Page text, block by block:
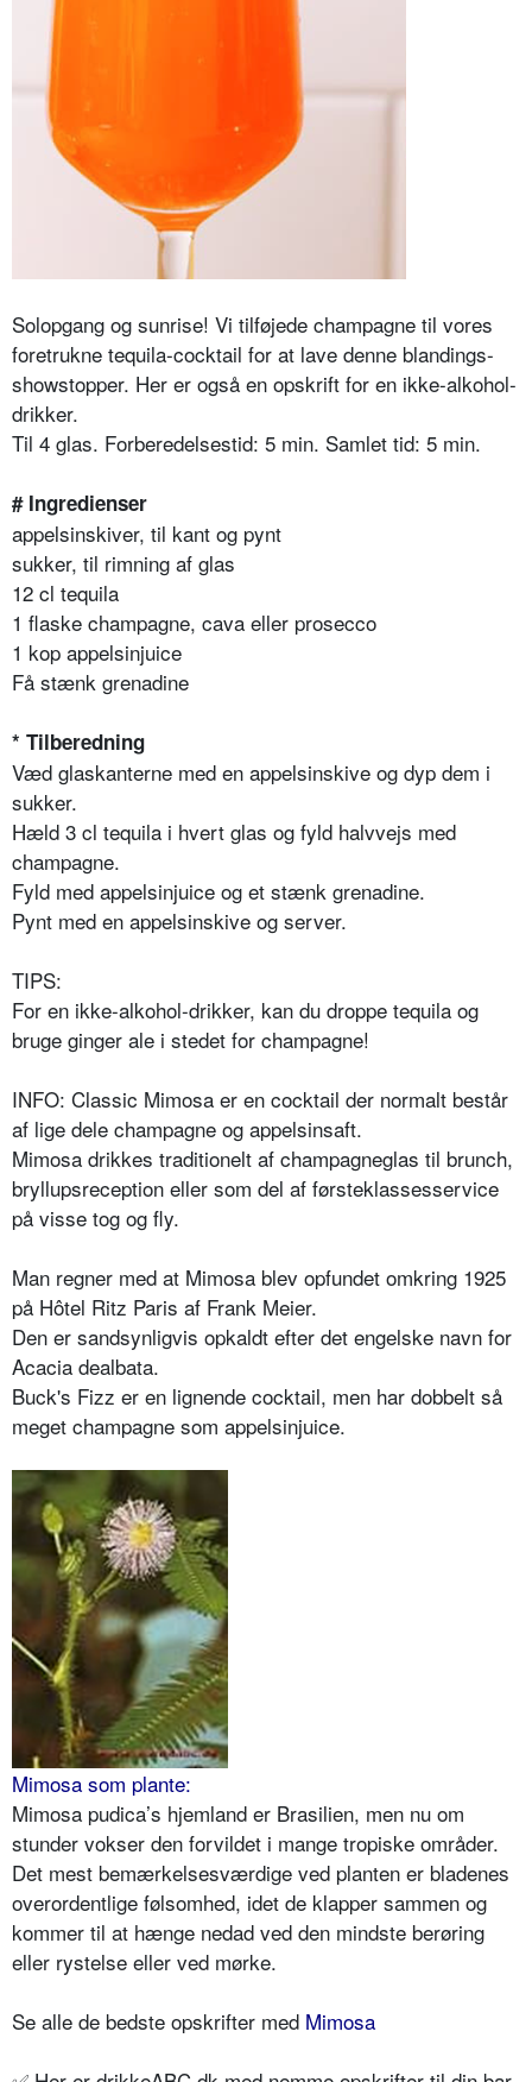
Solopgang og sunrise! Vi tilføjede champagne til vores
foretrukne tequila-cocktail for at lave denne blandings-
showstopper. Her er også en opskrift for en ikke-alkohol-
drikker.
Til 4 glas. Forberedelsestid: 5 min. Samlet tid: 5 min.
# Ingredienser
appelsinskiver, til kant og pynt
sukker, til rimning af glas
12 cl tequila
1 flaske champagne, cava eller prosecco
1 kop appelsinjuice
Få stænk grenadine
* Tilberedning
Væd glaskanterne med en appelsinskive og dyp dem i
sukker.
Hæld 3 cl tequila i hvert glas og fyld halvvejs med
champagne.
Fyld med appelsinjuice og et stænk grenadine.
Pynt med en appelsinskive og server.
TIPS:
For en ikke-alkohol-drikker, kan du droppe tequila og
bruge ginger ale i stedet for champagne!
INFO: Classic Mimosa er en cocktail der normalt består
af lige dele champagne og appelsinsaft.
Mimosa drikkes traditionelt af champagneglas til brunch,
bryllupsreception eller som del af førsteklassesservice
på visse tog og fly.
Man regner med at Mimosa blev opfundet omkring 1925
på Hôtel Ritz Paris af Frank Meier.
Den er sandsynligvis opkaldt efter det engelske navn for
Acacia dealbata.
Buck's Fizz er en lignende cocktail, men har dobbelt så
meget champagne som appelsinjuice.
Mimosa som plante:
Mimosa pudica’s hjemland er Brasilien, men nu om
stunder vokser den forvildet i mange tropiske områder.
Det mest bemærkelsesværdige ved planten er bladenes
overordentlige følsomhed, idet de klapper sammen og
kommer til at hænge nedad ved den mindste berøring
eller rystelse eller ved mørke.
Se alle de bedste opskrifter med Mimosa